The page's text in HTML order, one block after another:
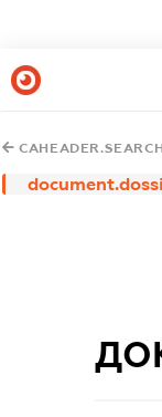
CAHEADER.SEARCH